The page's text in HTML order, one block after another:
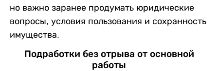
но важно заранее продумать юридические
вопросы, условия пользования и сохранность
имущества.
Подработки без отрыва от основной
работы